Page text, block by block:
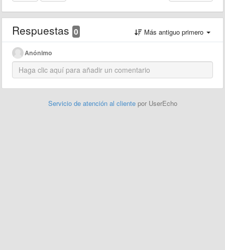
Respuestas 0 Más antiguo primero
Anónimo
Servicio de atención al cliente por UserEcho